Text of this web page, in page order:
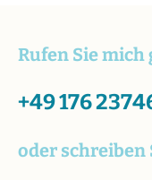
Rufen Sie
+49 176
oder schreiben